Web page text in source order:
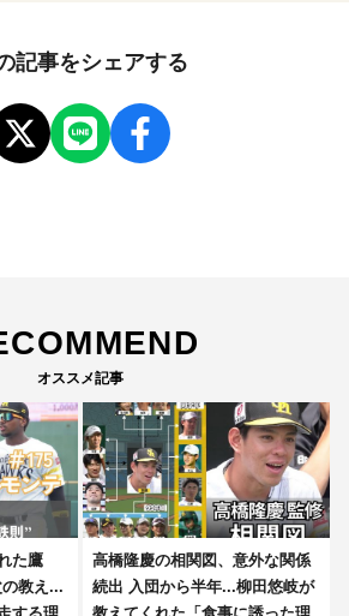
記事をシェアする
オススメ記事
た鷹
教え...
高橋隆慶の相関図、意外な関係
続出 入団から半年...柳田悠岐が